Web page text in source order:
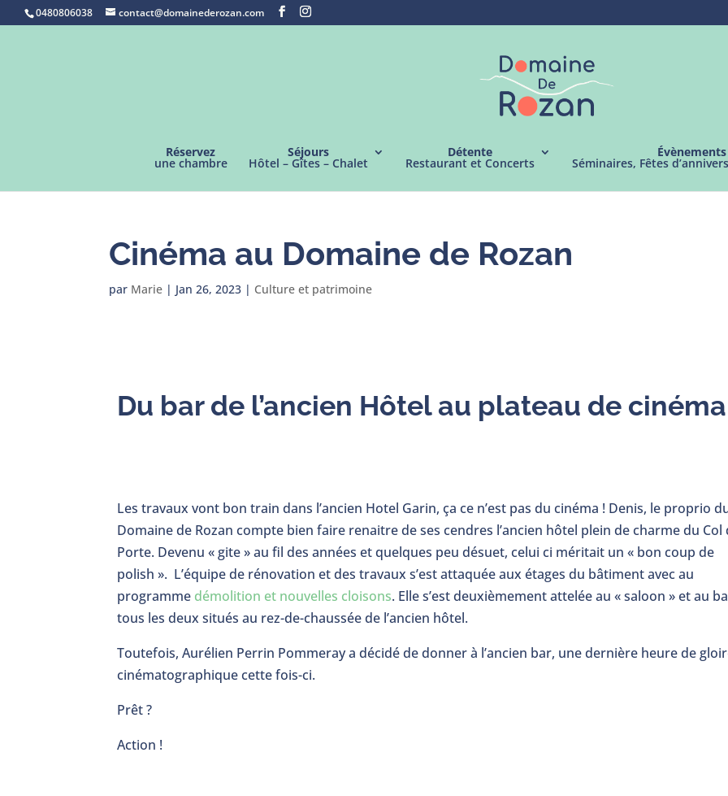
0480806038 contact@domainederozan.com
Réservez
une chambre
Séjours
Hôtel – Gîtes – Chalet
Détente
Restaurant et Concerts
Évènements
Séminaires, Fêtes
Cinéma au Domaine de Rozan
par Marie | Jan 26, 2023 | Culture et patrimoine
Du bar de l’ancien Hôtel au plateau de cinéma
Les travaux vont bon train dans l’ancien Hotel Garin, ça ce n’est pas du cinéma ! Denis, le proprio
Domaine de Rozan compte bien faire renaitre de ses cendres l’ancien hôtel plein de charme du Col
Porte. Devenu « gite » au fil des années et quelques peu désuet, celui ci méritait un « bon coup de
polish ». L’équipe de rénovation et des travaux s’est attaquée aux étages du bâtiment avec au
programme démolition et nouvelles cloisons. Elle s’est deuxièmement attelée au « saloon » et au
tous les deux situés au rez-de-chaussée de l’ancien hôtel.
Toutefois, Aurélien Perrin Pommeray a décidé de donner à l’ancien bar, une dernière heure de
cinématographique cette fois-ci.
Prêt ?
Action !